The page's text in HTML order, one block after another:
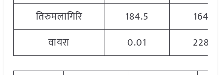
तिरुमलागिरि
184.5
1640
वायरा
0.01 2280